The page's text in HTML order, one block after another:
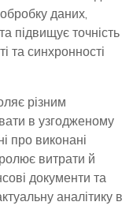
даних,
підвищує точність
та синхронності
різним
в узгодженому
про виконані
витрати й
документи та
аналітику в